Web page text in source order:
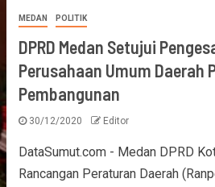
MEDAN POLITIK
DPRD Medan Setujui
Perusahaan Umum Daerah
Pembangunan
30/12/2020 Editor
DataSumut.com - Medan DPRD
Rancangan Peraturan Daerah